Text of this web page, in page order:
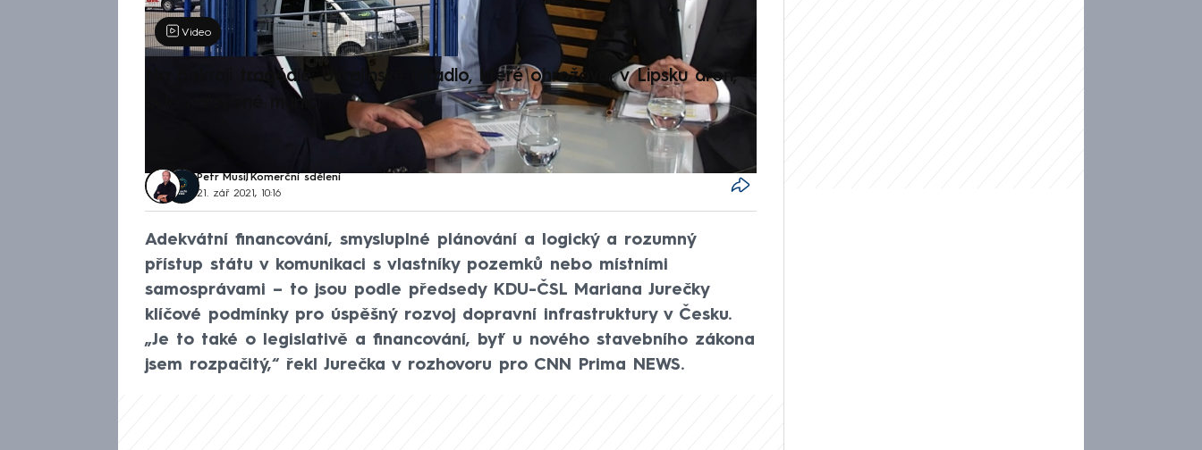
Video
Na pokraji tragédie: Ukrajinské letadlo, které ohrožoval v Lipsku dron,
bylo naložené municí
Petr Musil, Komerční sdělení
21. zář 2021, 10:16
Adekvátní financování, smysluplné plánování a logický a rozumný
přístup státu v komunikaci s vlastníky pozemků nebo místními
samosprávami – to jsou podle předsedy KDU-ČSL Mariana Jurečky
klíčové podmínky pro úspěšný rozvoj dopravní infrastruktury v Česku.
„Je to také o legislativě a financování, byť u nového stavebního zákona
jsem rozpačitý,“ řekl Jurečka v rozhovoru pro CNN Prima NEWS.